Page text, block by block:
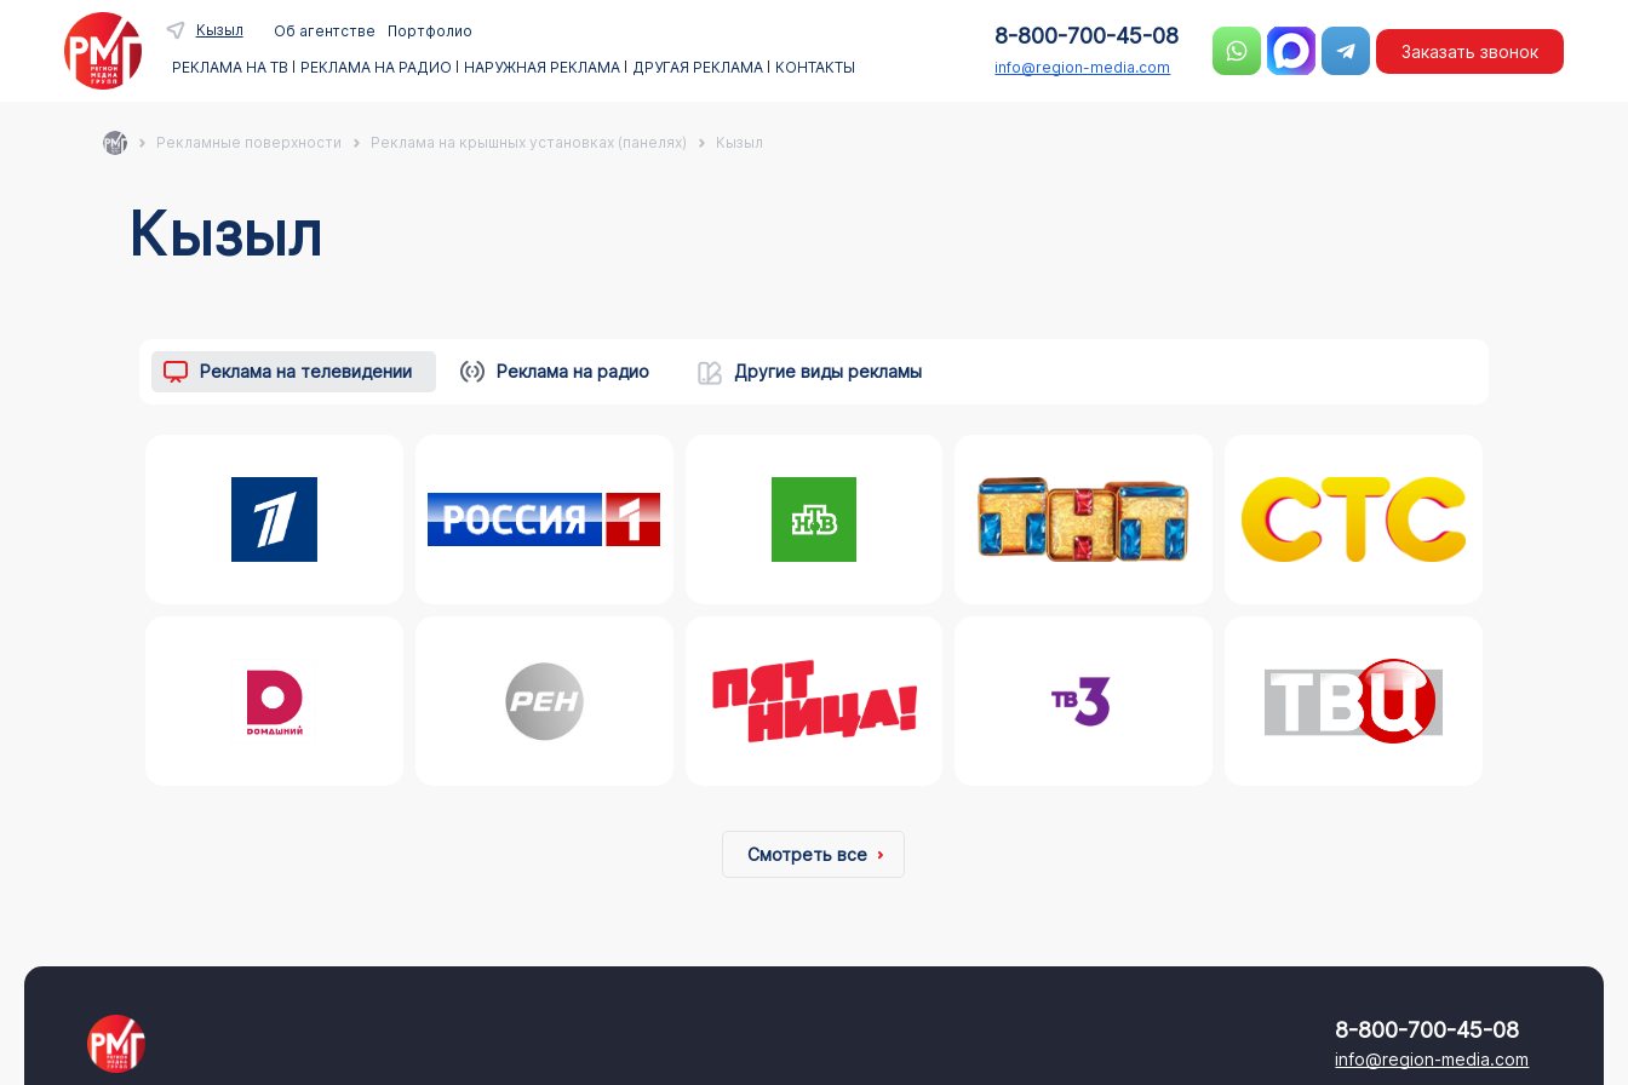
Кызыл Об агентстве
Портфолио
РЕКЛАМА НА ТВ
РЕКЛАМА НА РАДИО НАРУЖНАЯ РЕКЛАМА ДРУГАЯ РЕКЛАМА КОНТАКТЫ
8-800-700-45-08
info@region-media.com
Заказать звонок
Рекламные поверхности Реклама на крышных установках (панелях) Кызыл
Кызыл
Реклама на телевидении Реклама на радио Другие виды рекламы
Смотреть все
8-800-700-45-08
info@region-media.com